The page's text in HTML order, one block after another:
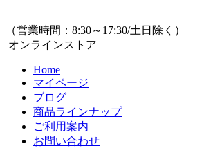
（営業時間：8:30～17:30/土日除く）
オンラインストア
Home
マイページ
ブログ
商品ラインナップ
ご利用案内
お問い合わせ